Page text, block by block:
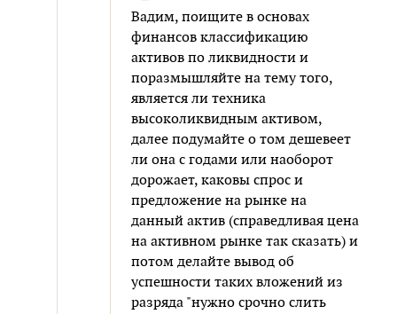
Вадим, поищите в основах
финансов классификацию
активов по ликвидности и
поразмышляйте на тему того,
является ли техника
высоколиквидным активом,
далее подумайте о том дешевеет
ли она с годами или наоборот
дорожает, каковы спрос и
предложение на рынке на
данный актив (справедливая цена
на активном рынке так сказать) и
потом делайте вывод об
успешности таких вложений из
разряда "нужно срочно слить